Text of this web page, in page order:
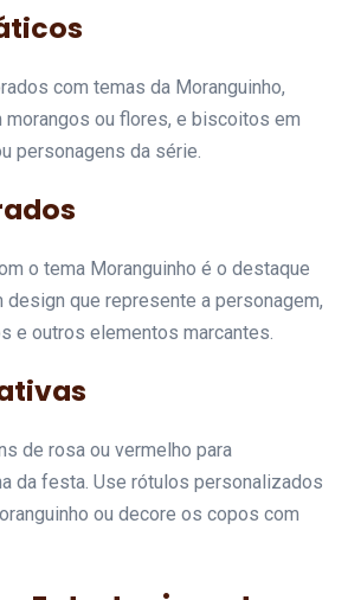
com temas da Moranguinho,
morangos ou flores, e biscoitos em
personagens da série.
o tema Moranguinho é o destaque
design que represente a personagem,
e outros elementos marcantes.
de rosa ou vermelho para
da festa. Use rótulos personalizados
ou decore os copos com